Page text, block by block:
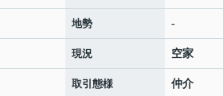
地勢 -
現況 空家
取引態様 仲介